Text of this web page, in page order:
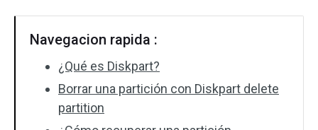
Navegacion rapida :
¿Qué es Diskpart?
Borrar una partición con Diskpart delete
partition